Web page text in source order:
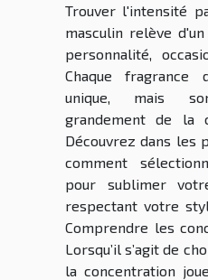
Trouver l'intensité
masculin relève
personnalité,
Chaque fragrance
unique, mais
grandement de la
Découvrez dans les
comment
pour sublimer
respectant votre
Comprendre les
Lorsqu’il s’agit de
la concentration